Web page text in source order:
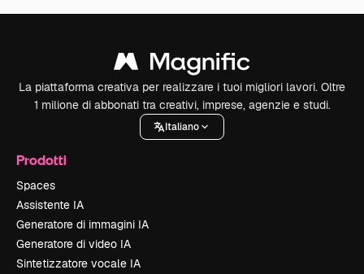
La piattaforma creativa per realizzare i tuoi migliori lavori. Oltre
1 milione di abbonati tra creativi, imprese, agenzie e studi.
Italiano
Prodotti
Spaces
Assistente IA
Generatore di immagini IA
Generatore di video IA
Sintetizzatore vocale IA